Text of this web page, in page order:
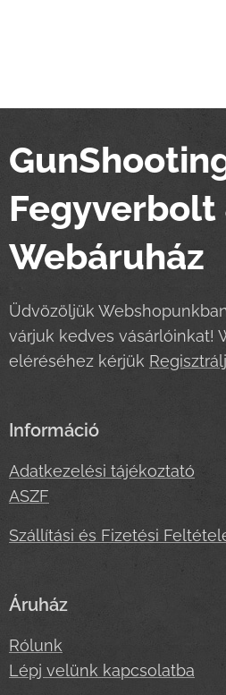
Fegyverbolt
Webáruház
Üdvözöljük
várjuk kedves vásárlóinkat!
eléréséhez kérjük
Információ
Adatkezelési tájékoztató
ASZF
Szállítási és Fizetési
Áruház
Rólunk
Lépj velünk kapcsolatba